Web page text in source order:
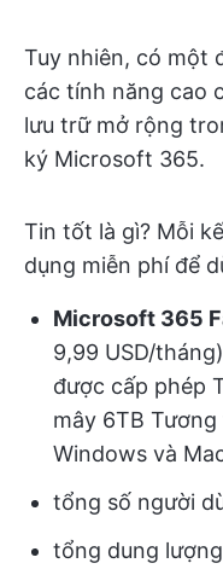
Tuy nhiên, có một
các tính năng cao
lưu trữ mở rộng
ký Microsoft 365.
Tin tốt là gì? Mỗi
dụng miễn phí để
Microsoft 365
9,99 USD/
được cấp phép
mây 6TB
Windows và
tổng số người
tổng dung